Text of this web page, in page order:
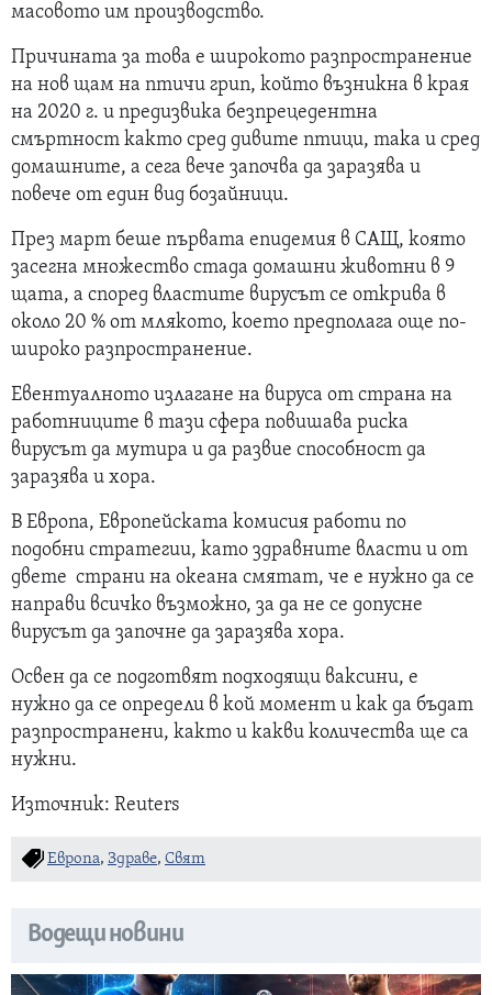
масовото им производство.
Причината за това е широкото разпространение
на нов щам на птичи грип, който възникна в края
на 2020 г. и предизвика безпрецедентна
смъртност както сред дивите птици, така и сред
домашните, а сега вече започва да заразява и
повече от един вид бозайници.
През март беше първата епидемия в САЩ, която
засегна множество стада домашни животни в 9
щата, а според властите вирусът се открива в
около 20 % от млякото, което предполага още по-
широко разпространение.
Евентуалното излагане на вируса от страна на
работниците в тази сфера повишава риска
вирусът да мутира и да развие способност да
заразява и хора.
В Европа, Европейската комисия работи по
подобни стратегии, като здравните власти и от
двете страни на океана смятат, че е нужно да се
направи всичко възможно, за да не се допусне
вирусът да започне да заразява хора.
Освен да се подготвят подходящи ваксини, е
нужно да се определи в кой момент и как да бъдат
разпространени, както и какви количества ще са
нужни.
Източник: Reuters
Европа, Здраве, Свят
Водещи новини